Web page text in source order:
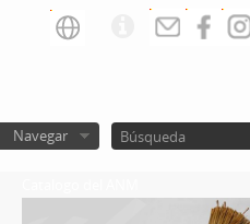
Navegar